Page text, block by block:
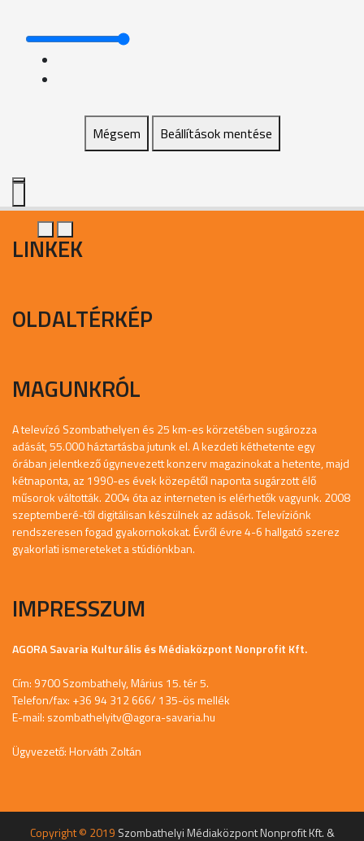
Mégsem Beállítások mentése
LINKEK
OLDALTÉRKÉP
MAGUNKRÓL
A televízó Szombathelyen és 25 km-es körzetében sugározza
adását, 55.000 háztartásba jutunk el. A kezdeti kéthetente egy
órában jelentkező úgynevezett konzerv magazinokat a hetente, majd
kétnaponta, az 1990-es évek közepétől naponta sugárzott élő
műsorok váltották. 2004 óta az interneten is elérhetők vagyunk. 2008
szeptemberé-től digitálisan készülnek az adások. Televíziónk
rendszeresen fogad gyakornokokat. Évről évre 4-6 hallgató szerez
gyakorlati ismereteket a stúdiónkban.
IMPRESSZUM
AGORA Savaria Kulturális és Médiaközpont Nonprofit Kft.
Cím: 9700 Szombathely, Márius 15. tér 5.
Telefon/fax: +36 94 312 666/ 135-ös mellék
E-mail: szombathelyitv@agora-savaria.hu
Ügyvezető: Horváth Zoltán
Copyright © 2019 Szombathelyi Médiaközpont Nonprofit Kft. &